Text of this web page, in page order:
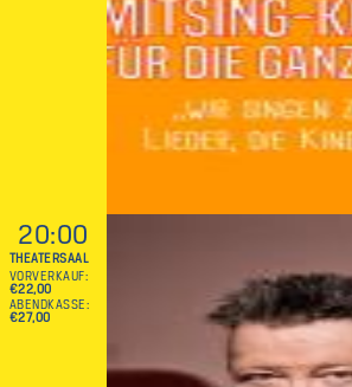
20:00
THEATERSAAL
VORVERKAUF
€22,00
ABENDKASSE
€27,00